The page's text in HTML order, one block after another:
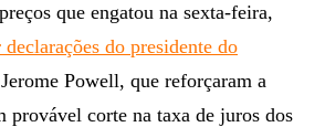
que engatou na sexta-feira,
do presidente do
Powell, que reforçaram a
provável corte na taxa de juros dos